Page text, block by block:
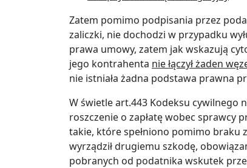
Zatem pomimo podpisania przez
zaliczki, nie dochodzi w przypadku
prawa umowy, zatem jak wskazują
jego kontrahenta nie łączył żaden
nie istniała żadna podstawa prawna
W świetle art.443 Kodeksu cywilnego
roszczenie o zapłatę wobec sprawcy
takie, które spełniono pomimo braku
wyrządził drugiemu szkodę,
pobranych od podatnika wskutek